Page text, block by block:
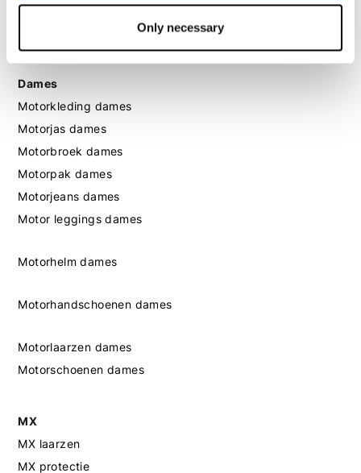
Only necessary
Motorlaarzen heren
Motorschoenen heren
Dames
Motorkleding dames
Motorjas dames
Motorbroek dames
Motorpak dames
Motorjeans dames
Motor leggings dames
Motorhelm dames
Motorhandschoenen dames
Motorlaarzen dames
Motorschoenen dames
MX
MX laarzen
MX protectie